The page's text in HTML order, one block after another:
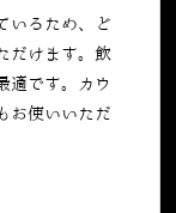
いるため、ど
だけます。飲
適です。カウ
お使いいただ